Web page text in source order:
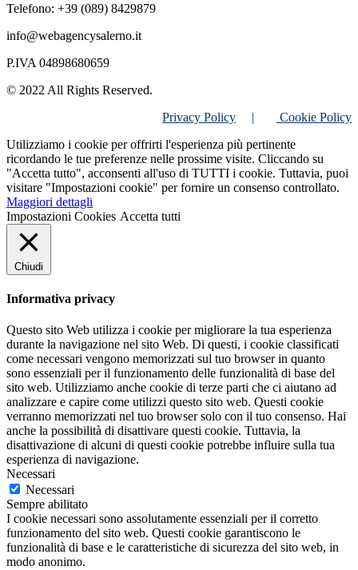
Telefono: +39 (089) 8429879
info@webagencysalerno.it
P.IVA 04898680659
© 2022 All Rights Reserved.
Privacy Policy |
Cookie Policy
Utilizziamo i cookie per offrirti l'esperienza più pertinente
ricordando le tue preferenze nelle prossime visite. Cliccando su
"Accetta tutto", acconsenti all'uso di TUTTI i cookie. Tuttavia, puoi
visitare "Impostazioni cookie" per fornire un consenso controllato.
Maggiori dettagli
Impostazioni Cookies Accetta tutti
Chiudi
Informativa privacy
Questo sito Web utilizza i cookie per migliorare la tua esperienza
durante la navigazione nel sito Web. Di questi, i cookie classificati
come necessari vengono memorizzati sul tuo browser in quanto
sono essenziali per il funzionamento delle funzionalità di base del
sito web. Utilizziamo anche cookie di terze parti che ci aiutano ad
analizzare e capire come utilizzi questo sito web. Questi cookie
verranno memorizzati nel tuo browser solo con il tuo consenso. Hai
anche la possibilità di disattivare questi cookie. Tuttavia, la
disattivazione di alcuni di questi cookie potrebbe influire sulla tua
esperienza di navigazione.
Necessari
Necessari
Sempre abilitato
I cookie necessari sono assolutamente essenziali per il corretto
funzionamento del sito web. Questi cookie garantiscono le
funzionalità di base e le caratteristiche di sicurezza del sito web, in
modo anonimo.